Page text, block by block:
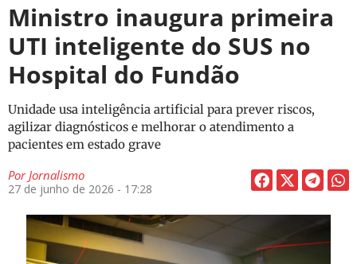
Ministro inaugura primeira
UTI inteligente do SUS no
Hospital do Fundão
Unidade usa inteligência artificial para prever riscos,
agilizar diagnósticos e melhorar o atendimento a
pacientes em estado grave
PorJornalismo
27 de junho de 2026 - 17:28